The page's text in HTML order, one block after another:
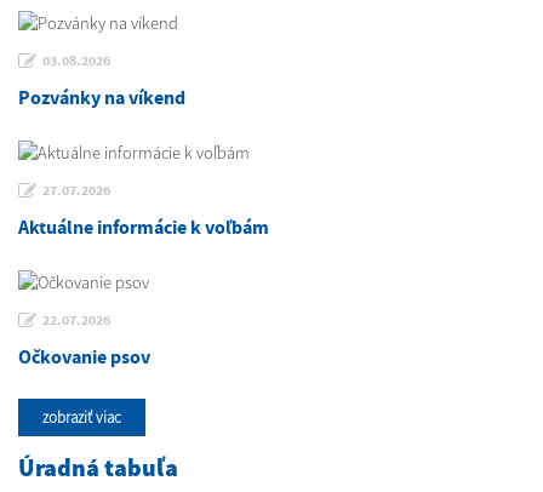
03.08.2026
Pozvánky na víkend
27.07.2026
Aktuálne informácie k voľbám
22.07.2026
Očkovanie psov
zobraziť viac
Úradná tabuľa